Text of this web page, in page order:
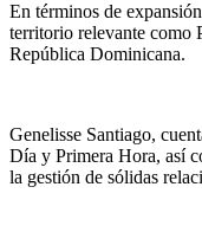
En términos de
territorio relevante como
República Dominicana.
Genelisse Santiago,
Día y Primera Hora, así
la gestión de sólidas